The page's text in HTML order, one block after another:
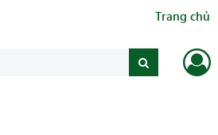
Trang chủ